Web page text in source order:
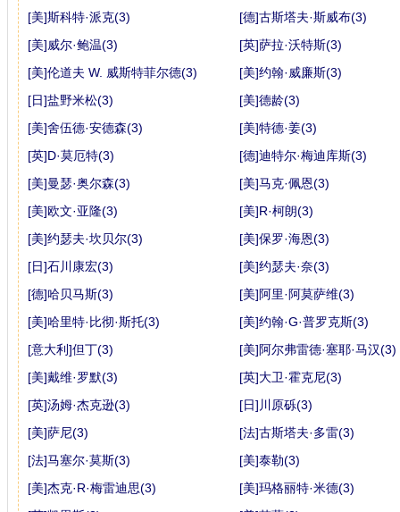
[美]斯科特·派克(3)
[德]古斯塔夫·斯威布(3)
[美]威尔·鲍温(3)
[英]萨拉·沃特斯(3)
[美]伦道夫 W. 威斯特菲尔德(3)
[美]约翰·威廉斯(3)
[日]盐野米松(3)
[美]德龄(3)
[美]舍伍德·安德森(3)
[美]特德·姜(3)
[英]D·莫厄特(3)
[德]迪特尔·梅迪库斯(3)
[美]曼瑟·奥尔森(3)
[美]马克·佩恩(3)
[美]欧文·亚隆(3)
[美]R·柯朗(3)
[美]约瑟夫·坎贝尔(3)
[美]保罗·海恩(3)
[日]石川康宏(3)
[美]约瑟夫·奈(3)
[德]哈贝马斯(3)
[美]阿里·阿莫萨维(3)
[美]哈里特·比彻·斯托(3)
[美]约翰·G·普罗克斯(3)
[意大利]但丁(3)
[美]阿尔弗雷德·塞耶·马汉(3)
[美]戴维·罗默(3)
[英]大卫·霍克尼(3)
[英]汤姆·杰克逊(3)
[日]川原砾(3)
[美]萨尼(3)
[法]古斯塔夫·多雷(3)
[法]马塞尔·莫斯(3)
[美]泰勒(3)
[美]杰克·R·梅雷迪思(3)
[美]玛格丽特·米德(3)